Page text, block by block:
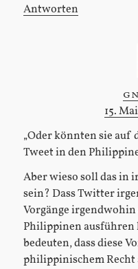
Antworten
15.
„Oder könnten sie auf
Tweet in den
Aber wieso soll das in
sein? Dass Twitter
Vorgänge
Philippinen ausführen
bedeuten, dass diese
philippinischem